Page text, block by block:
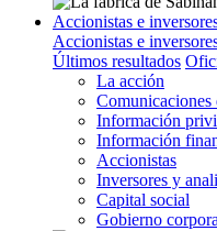
Accionistas e
Accionistas e
Últimos resultados
La acción
Información
Información
Accionistas
Inversores y
Capital social
Gobierno